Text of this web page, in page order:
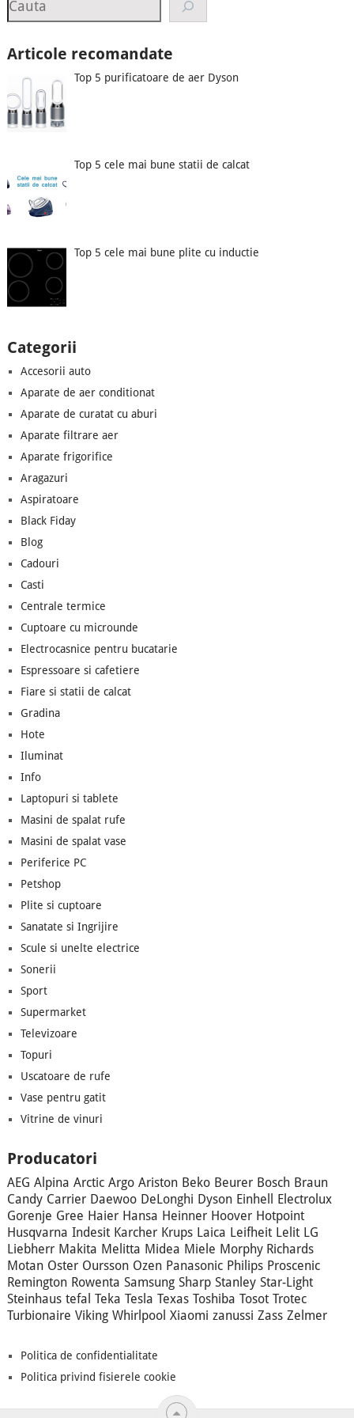
Articole recomandate
Top 5 purificatoare de aer Dyson
Top 5 cele mai bune statii de calcat
Top 5 cele mai bune plite cu inductie
Categorii
Accesorii auto
Aparate de aer conditionat
Aparate de curatat cu aburi
Aparate filtrare aer
Aparate frigorifice
Aragazuri
Aspiratoare
Black Fiday
Blog
Cadouri
Casti
Centrale termice
Cuptoare cu microunde
Electrocasnice pentru bucatarie
Espressoare si cafetiere
Fiare si statii de calcat
Gradina
Hote
Iluminat
Info
Laptopuri si tablete
Masini de spalat rufe
Masini de spalat vase
Periferice PC
Petshop
Plite si cuptoare
Sanatate si Ingrijire
Scule si unelte electrice
Sonerii
Sport
Supermarket
Televizoare
Topuri
Uscatoare de rufe
Vase pentru gatit
Vitrine de vinuri
Producatori
AEG Alpina Arctic Argo Ariston Beko Beurer Bosch Braun
Candy Carrier Daewoo DeLonghi Dyson Einhell
Electrolux
Gorenje Gree Haier Hansa Heinner Hoover Hotpoint
Husqvarna Indesit Karcher Krups Laica Leifheit Lelit LG
Liebherr Makita Melitta Midea Miele Morphy Richards
Motan Oster Oursson Ozen Panasonic Philips Proscenic
Remington Rowenta Samsung Sharp Stanley Star-Light
Steinhaus tefal Teka Tesla Texas Toshiba Tosot Trotec
Turbionaire Viking Whirlpool Xiaomi zanussi Zass Zelmer
Politica de confidentialitate
Politica privind fisierele cookie